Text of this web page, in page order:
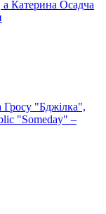
а Катерина Осадча
"Бджілка",
"Someday" –